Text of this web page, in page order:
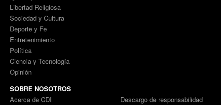
Libertad Religiosa
Sociedad y Cultura
Deporte y Fe
Entretenimiento
Política
Ciencia y Tecnología
Opinión
SOBRE NOSOTROS
Acerca de CDI
Descargo de responsabilidad